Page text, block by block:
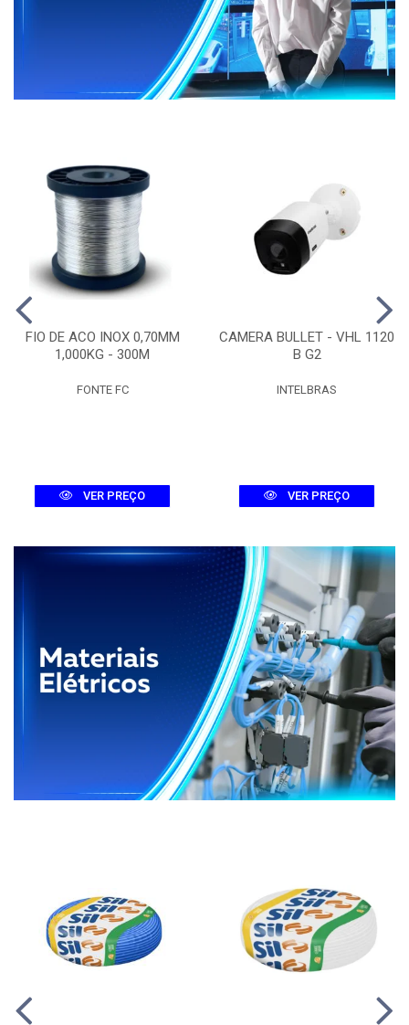
FIO DE ACO INOX 0,70MM
1,000KG - 300M
FONTE FC
VER PREÇO
CAMERA BULLET - VHL 1120
B G2
INTELBRAS
VER PREÇO